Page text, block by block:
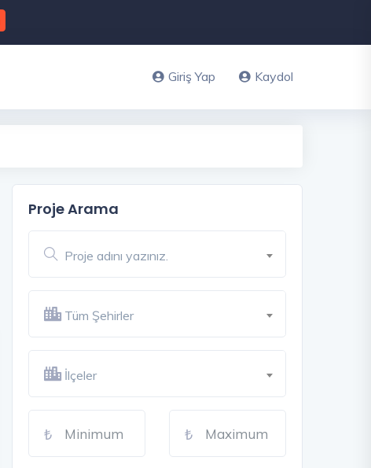
Giriş Yap Kaydol
Proje Arama
Proje adını yazınız.
Tüm Şehirler
İlçeler